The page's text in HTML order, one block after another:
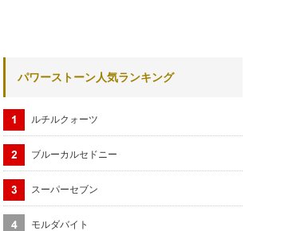
パワーストーン人気ランキング
ルチルクォーツ
ブルーカルセドニー
スーパーセブン
モルダバイト